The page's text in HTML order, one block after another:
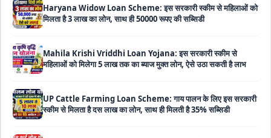
Mahila Krishi Vriddhi Loan Yojana: इस सरकारी स्कीम से
UP Cattle Farming Loan Scheme: गाय पालन के लिए इस सरकारी
EShram Card Loan Yojana: इस सरकारी स्कीम से मजदूरों को मिलता